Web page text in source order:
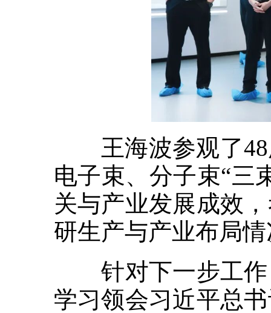
王海波参观了48
电子束、分子束“三
关与产业发展成效
研生产与产业布局
针对下一步工作
学习领会习近平总